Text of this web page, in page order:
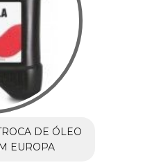
DE ÓLEO
EUROPA